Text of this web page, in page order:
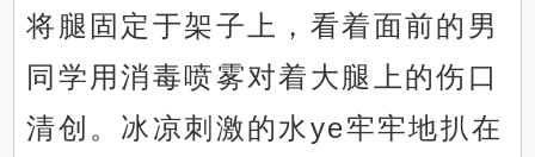
将腿固定于架子上，看着面前的男
同学用消毒喷雾对着大腿上的伤口
清创。冰凉刺激的水ye牢牢地扒在